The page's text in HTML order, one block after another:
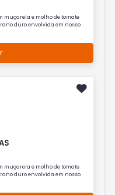
muçarela e molho de tomate
duro envolvida em nosso
muçarela e molho de tomate
duro envolvida em nosso